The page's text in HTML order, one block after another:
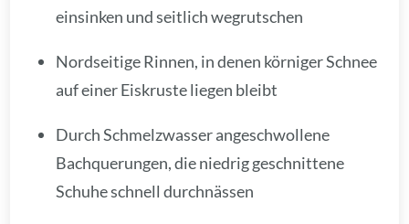
einsinken und seitlich wegrutschen
Nordseitige Rinnen, in denen körniger Schnee
auf einer Eiskruste liegen bleibt
Durch Schmelzwasser angeschwollene
Bachquerungen, die niedrig geschnittene
Schuhe schnell durchnässen